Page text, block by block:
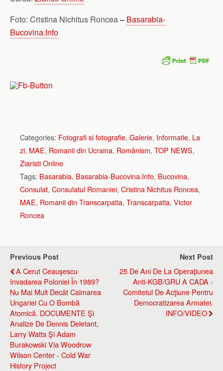
Foto: Cristina Nichitus Roncea– Basarabia-
Bucovina.Info
Categories: Fotografi si fotografie, Galerie, Informatie, La
zi, MAE, Romanii din Ucraina, Românism, TOP NEWS,
Ziaristi Online
Tags: Basarabia, Basarabia-Bucovina.Info, Bucovina,
Consulat, Consulatul Romaniei, Cristina Nichitus Roncea,
MAE, Romanii din Transcarpatia, Transcarpatia, Victor
Roncea
Previous Post
A Cerut Ceauşescu
Invadarea Poloniei În 1989?
Nu Mai Mult Decât Calmarea
Ungariei Cu O Bombă
Atomică. DOCUMENTE Şi
Analize De Dennis Deletant,
Larry Watts Şi Adam
Burakowski Via Woodrow
Wilson Center - Cold War
History Project
Next Post
25 De Ani De La Operaţiunea
Anti-KGB/GRU A CADA -
Comitetul De Acţiune Pentru
Democratizarea Armatei.
INFO/VIDEO